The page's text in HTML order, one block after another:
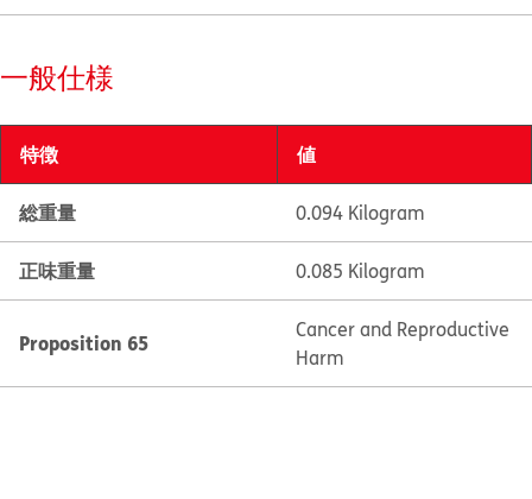
一般仕様
特徴 値
総重量 0.094 Kilogram
正味重量 0.085 Kilogram
Proposition 65
Cancer and Reproductive
Harm